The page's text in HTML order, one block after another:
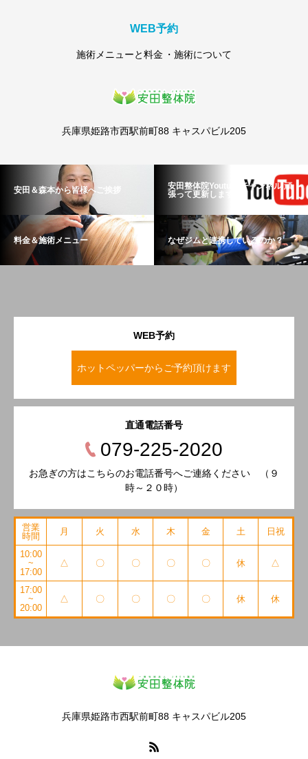
WEB予約
施術メニューと料金 施術について
兵庫県姫路市西駅前町88 キャスパビル205
安田＆森本から皆様へご挨拶
安田整体院Youtubeチャンネル 頑
張って更新します！
料金＆施術メニュー なぜジムと連携しているのか？
WEB予約
ホットペッパーからご予約頂けます
直通電話番号
079-225-2020
お急ぎの方はこちらのお電話番号へご連絡ください （９
時～２０時）
営業
時間
月 火 水 木 金 土 日祝
10:00
~
17:00
△ 〇 〇 〇 〇 休 △
17:00
~
20:00
△ 〇 〇 〇 〇 休 休
兵庫県姫路市西駅前町88 キャスパビル205